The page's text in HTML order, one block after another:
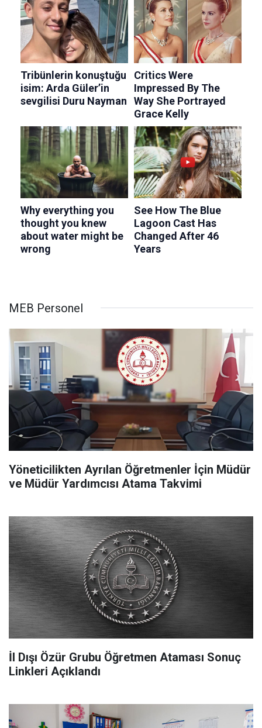
MEB Personel
Yöneticilikten Ayrılan Öğretmenler İçin Müdür
ve Müdür Yardımcısı Atama Takvimi
İl Dışı Özür Grubu Öğretmen Ataması Sonuç
Linkleri Açıklandı